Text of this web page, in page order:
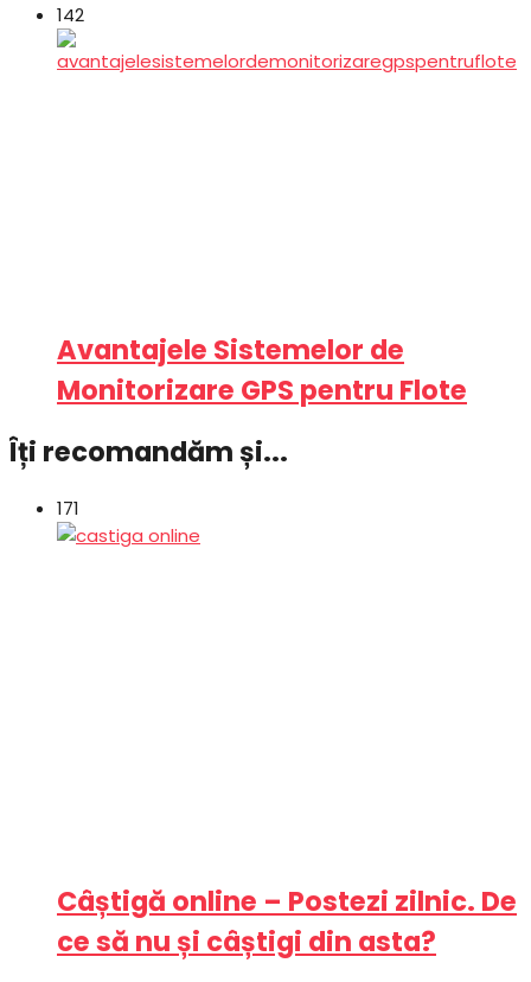
142
Avantajele Sistemelor de
Monitorizare GPS pentru Flote
Îți recomandăm și...
171
Câștigă online – Postezi zilnic. De
ce să nu și câștigi din asta?